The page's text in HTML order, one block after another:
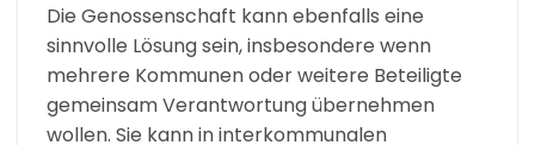
Die Genossenschaft kann ebenfalls eine
sinnvolle Lösung sein, insbesondere wenn
mehrere Kommunen oder weitere Beteiligte
gemeinsam Verantwortung übernehmen
wollen. Sie kann in interkommunalen